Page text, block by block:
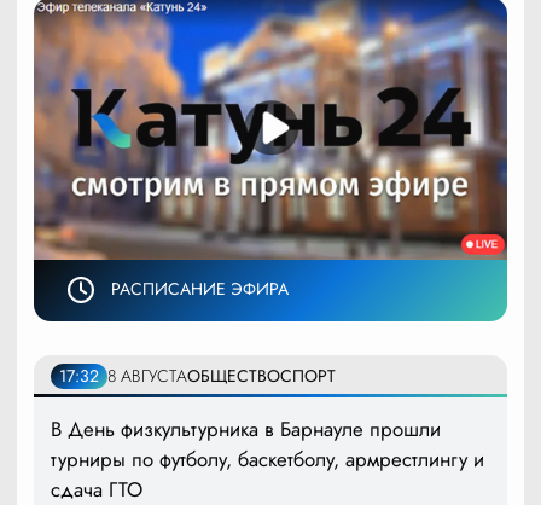
РАСПИСАНИЕ ЭФИРА
17:32 8 АВГУСТАОБЩЕСТВОСПОРТ
В День физкультурника в Барнауле прошли
турниры по футболу, баскетболу, армрестлингу и
сдача ГТО